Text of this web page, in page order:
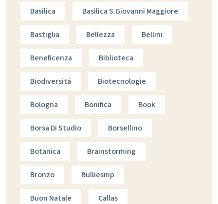
Basilica Basilica S.giovanni Maggiore
Bastiglia Bellezza Bellini
Beneficenza Biblioteca
Biodiversità Biotecnologie
Bologna Bonifica Book
Borsa Di Studio Borsellino
Botanica Brainstorming
Bronzo Bulliesmp
Buon Natale Callas